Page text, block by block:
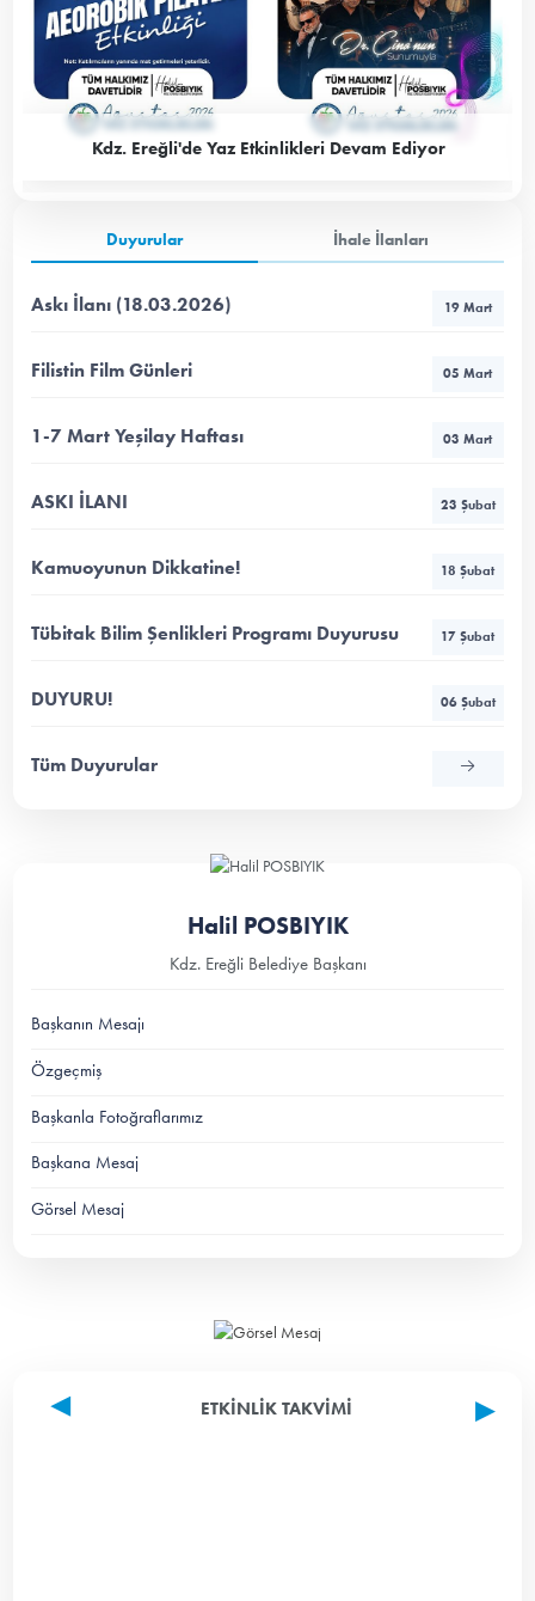
Kdz. Ereğli'de Yaz Etkinlikleri Devam Ediyor
Duyurular İhale İlanları
Askı İlanı (18.03.2026) 19 Mart
Filistin Film Günleri 05 Mart
1-7 Mart Yeşilay Haftası 03 Mart
ASKI İLANI 23 Şubat
Kamuoyunun Dikkatine! 18 Şubat
Tübitak Bilim Şenlikleri Programı Duyurusu 17 Şubat
DUYURU! 06 Şubat
Tüm Duyurular
Halil POSBIYIK
Kdz. Ereğli Belediye Başkanı
Başkanın Mesajı
Özgeçmiş
Başkanla Fotoğraflarımız
Başkana Mesaj
Görsel Mesaj
ETKINLIK TAKVIMI